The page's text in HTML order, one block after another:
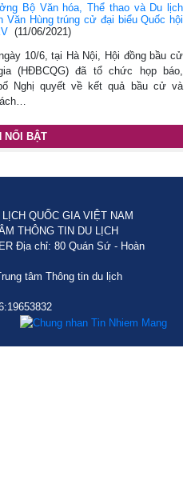
Bộ Văn hóa, Thể thao và Du lịch
Văn Hùng trúng cử đại biểu Quốc hội
(11/06/2021)
10/6, tại Hà Nội, Hội đồng bầu cử
(HĐBCQG) đã tổ chức họp báo,
Nghị quyết về kết quả bầu cử và
NỔI BẬT
QUỐC GIA VIỆT NAM
THÔNG TIN DU LỊCH
Địa chỉ: 80 Quán Sứ - Hoàn
tâm Thông tin du lịch